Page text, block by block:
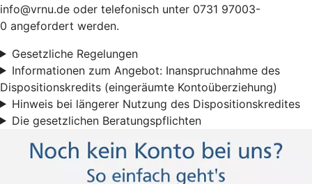
info@vrnu.de oder telefonisch unter 0731 97003-
0 angefordert werden.
Gesetzliche Regelungen
Informationen zum Angebot: Inanspruchnahme des
Dispositionskredits (eingeräumte Kontoüberziehung)
Hinweis bei längerer Nutzung des Dispositionskredites
Die gesetzlichen Beratungspflichten